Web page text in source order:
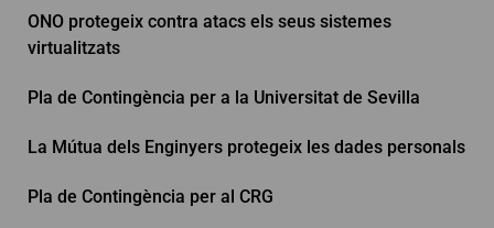
ONO protegeix contra atacs els seus sistemes
virtualitzats
Pla de Contingència per a la Universitat de Sevilla
La Mútua dels Enginyers protegeix les dades personals
Pla de Contingència per al CRG